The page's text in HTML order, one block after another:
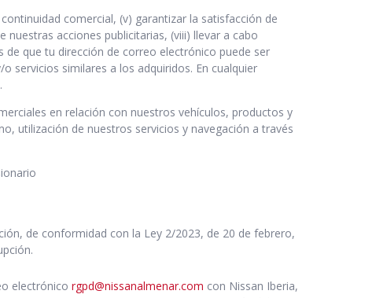
comercial, (v) garantizar la satisfacción de
acciones publicitarias, (viii) llevar a cabo
que tu dirección de correo electrónico puede ser
servicios similares a los adquiridos. En cualquier
en relación con nuestros vehículos, productos y
utilización de nuestros servicios y navegación a través
de conformidad con la Ley 2/2023, de 20 de febrero,
electrónico rgpd@nissanalmenar.com con Nissan Iberia,